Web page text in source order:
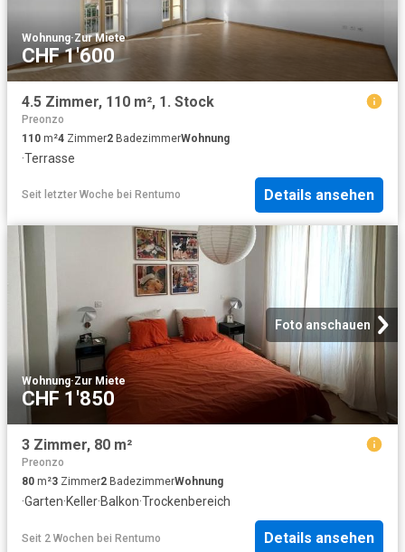
Wohnung·Zur Miete
CHF 1'600
4.5 Zimmer, 110 m², 1. Stock
Preonzo
110 m²4 Zimmer2 BadezimmerWohnung
·Terrasse
Seit letzter Woche bei Rentumo Details ansehen
Foto anschauen
Wohnung·Zur Miete
CHF 1'850
3 Zimmer, 80 m²
Preonzo
80 m²3 Zimmer2 BadezimmerWohnung
·Garten·Keller·Balkon·Trockenbereich
Seit 2 Wochen bei Rentumo Details ansehen